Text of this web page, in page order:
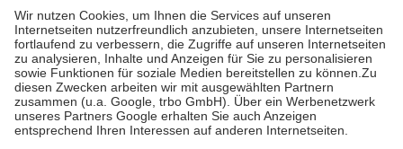
höchstens zehn Euro.
Es sind jedoch nie mehr als die tatsächlichen
Kosten der Leistung zu entrichten.
Diese Regeln gelten grundsätzlich auch für Online-Apotheken.
Bei Heilmitteln und häuslicher Krankenpflege beträgt die
Zuzahlung zehn Prozent der Kosten sowie zehn Euro je
Verordnung.
Um das Engagement der Versicherten für ihre eigene Gesundheit zu
stärken und die besondere Stellung der Familie zu unterstützen,